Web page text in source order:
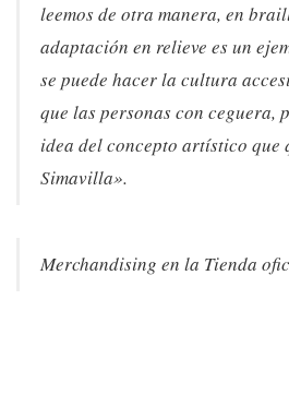
leemos de otra manera, en
adaptación en relieve es un
se puede hacer la cultura
que las personas con ceguera,
idea del concepto artístico
Simavilla».
Merchandising en la Tienda